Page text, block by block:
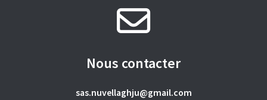
Nous contacter
sas.nuvellaghju@gmail.com